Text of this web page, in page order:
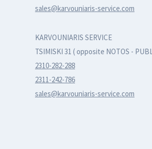
sales@karvouniaris-service.com
KARVOUNIARIS SERVICE
TSIMISKI 31 ( opposite NOTOS -
2310-282-288
2311-242-786
sales@karvouniaris-service.com